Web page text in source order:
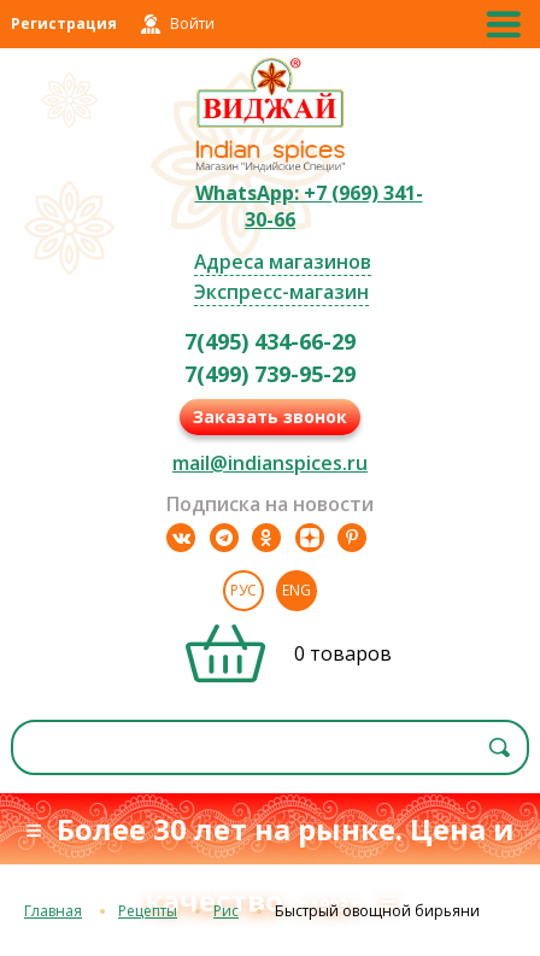
Регистрация Войти
WhatsApp: +7 (969) 341-
30-66
Адреса магазинов
Экспресс-магазин
7(495) 434-66-29
7(499) 739-95-29
Заказать звонок
mail@indianspices.ru
Подписка на новости
РУС ENG
0 товаров
≡ Более 30 лет на рынке. Цена и
качествос 1993 г.≡
Главная Рецепты Рис Быстрый овощной бирьяни